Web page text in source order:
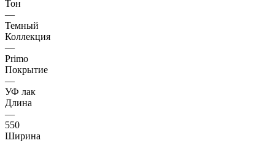
Тон
—
Темный
Коллекция
—
Primo
Покрытие
—
УФ лак
Длина
—
550
Ширина